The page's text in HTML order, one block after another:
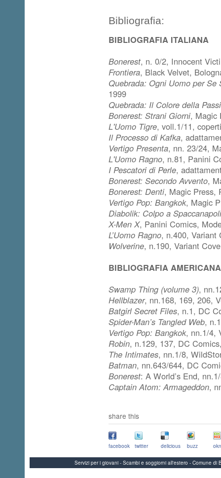
Bibliografia:
BIBLIOGRAFIA ITALIANA
Bonerest, n. 0/2, Innocent
Frontiera, Black Velvet,
Quebrada: Ogni Uomo per Se
1999
Quebrada: Il Colore della
Bonerest: Strani Giorni, Magic
L'Uomo Tigre, voll.1/11,
Il Processo di Kafka,
Vertigo Presenta, nn. 23/24,
L'Uomo Ragno, n.81, Panini
I Pescatori di Perle,
Bonerest: Secondo Avvento,
Bonerest: Denti, Magic Press,
Vertigo Pop: Bangkok, Magic
Diabolik: Colpo a Spaccanapoli
X-Men X, Panini Comics,
L’Uomo Ragno, n.400, Variant
Wolverine, n.190, Variant
BIBLIOGRAFIA AMERICANA
Swamp Thing (volume 3),
Hellblazer, nn.168, 169, 206,
Batgirl Secret Files, n.1, DC
Spider-Man’s Tangled Web,
Vertigo Pop: Bangkok, nn.1/4,
Robin, n.129, 137, DC
The Intimates, nn.1/8,
Batman, nn.643/644, DC
Bonerest: A World’s End,
Captain Atom: Armageddon,
share this
facebook twitter delicious buzz
Servizi per i giovani - Scambi e soggiorni all'estero - Comune